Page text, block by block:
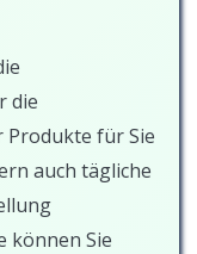
die
Produkte für Sie
auch tägliche
können Sie